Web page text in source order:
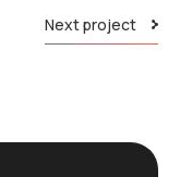
Next project